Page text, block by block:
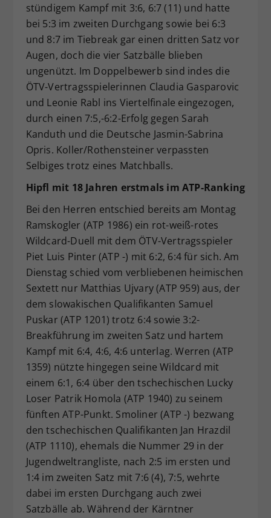
stündigem Kampf mit 3:6, 6:7 (11) und hatte
bei 5:3 im zweiten Durchgang sowie bei 6:3
und 8:7 im Tiebreak gar einen dritten Satz vor
Augen, doch die vier Satzbälle blieben
ungenützt. Im Doppelbewerb sind indes die
ÖTV-Vertragsspielerinnen Claudia Gasparovic
und Leonie Rabl ins Viertelfinale eingezogen,
durch einen 7:5,-6:2-Erfolg gegen Sarah
Kanduth und die Deutsche Jasmin-Sabrina
Opris. Koller/Rothensteiner verpassten
Selbiges trotz eines Matchballs.
Hipfl mit 18 Jahren erstmals im ATP-Ranking
Bei den Herren entschied bereits am Montag
Ramskogler (ATP 1986) ein rot-weiß-rotes
Wildcard-Duell mit dem ÖTV-Vertragsspieler
Piet Luis Pinter (ATP -) mit 6:2, 6:4 für sich. Am
Dienstag schied vom verbliebenen heimischen
Sextett nur Matthias Ujvary (ATP 959) aus, der
dem slowakischen Qualifikanten Samuel
Puskar (ATP 1201) trotz 6:4 sowie 3:2-
Breakführung im zweiten Satz und hartem
Kampf mit 6:4, 4:6, 4:6 unterlag. Werren (ATP
1359) nützte hingegen seine Wildcard mit
einem 6:1, 6:4 über den tschechischen Lucky
Loser Patrik Homola (ATP 1940) zu seinem
fünften ATP-Punkt. Smoliner (ATP -) bezwang
den tschechischen Qualifikanten Jan Hrazdil
(ATP 1110), ehemals die Nummer 29 in der
Jugendweltrangliste, nach 2:5 im ersten und
1:4 im zweiten Satz mit 7:6 (4), 7:5, wehrte
dabei im ersten Durchgang auch zwei
Satzbälle ab. Während der Kärntner